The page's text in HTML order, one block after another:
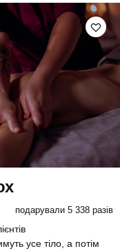
подарували 5 338 разів
усе тіло, а потім